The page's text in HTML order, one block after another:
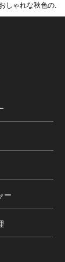
しゃれな秋色の...
ー